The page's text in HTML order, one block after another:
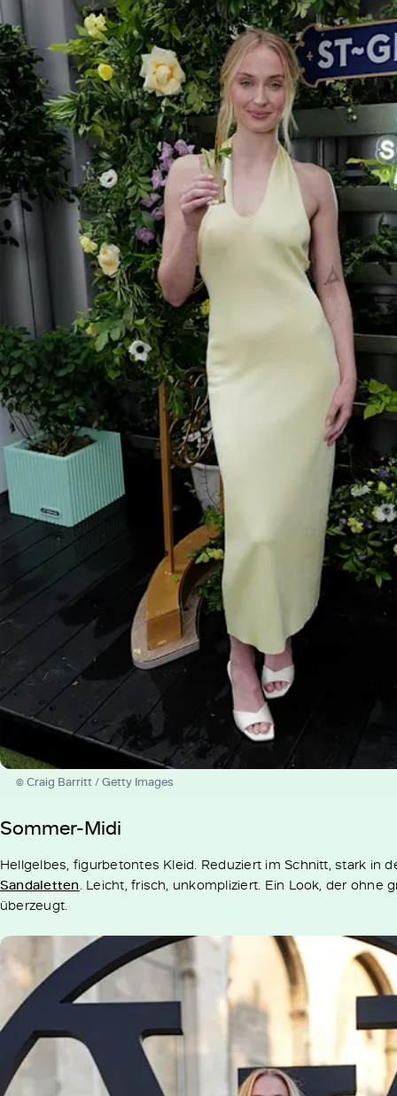
© Craig Barritt / Getty Images
Sommer-Midi
Hellgelbes, figurbetontes Kleid. Reduziert im Schnitt, stark in
Sandaletten . Leicht, frisch, unkompliziert. Ein Look, der ohne
überzeugt.